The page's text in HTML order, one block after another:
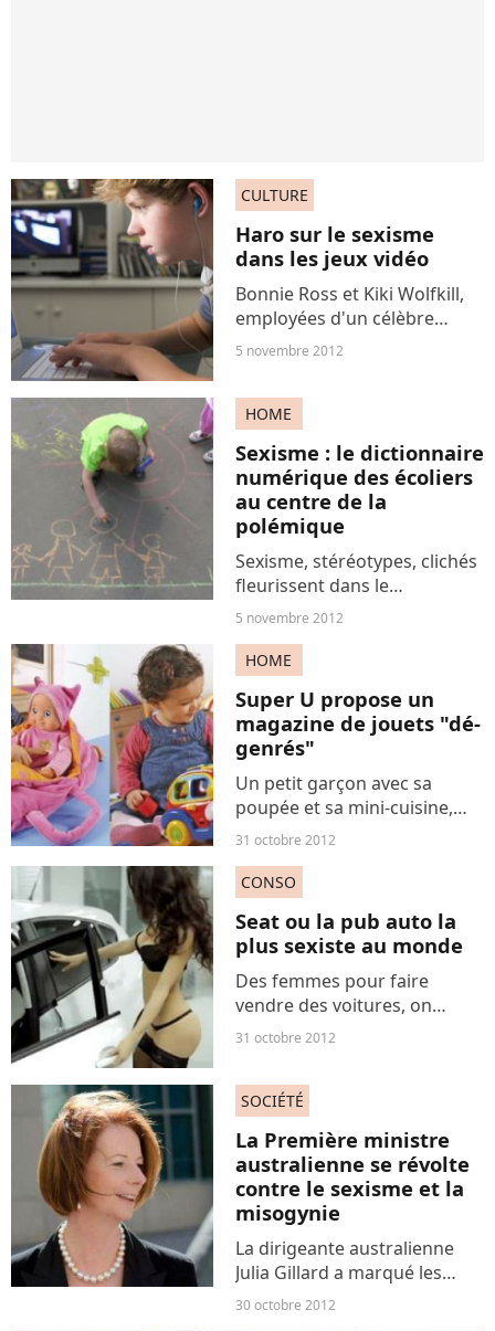
CULTURE
Haro sur le sexisme
dans les jeux vidéo
Bonnie Ross et Kiki Wolfkill,
employées d'un célèbre
studio de jeux vidéo, partent
discriminations dans les jeux
en réseaux. La méthode n'est
pas...
5 novembre 2012
HOME
Sexisme : le dictionnaire
numérique des écoliers
au centre de la
polémique
Sexisme, stéréotypes, clichés
fleurissent dans le
dictionnaire numérique des
accents enfantins dont les
féministes se sont emparées
pour dénoncer la vision...
5 novembre 2012
HOME
Super U propose un
magazine de jouets "dé-
genrés"
Un petit garçon avec sa
poupée et sa mini-cuisine,
une petite fille qui joue à la
un catalogue de jouets, celui
des supermarchés U, a
décidé de mélanger...
31 octobre 2012
CONSO
Seat ou la pub auto la
plus sexiste au monde
Des femmes pour faire
vendre des voitures, on
commençait à avoir
partenaire local du réseau
Seat en Pologne fait fort
avec...
31 octobre 2012
SOCIÉTÉ
La Première ministre
australienne se révolte
contre le sexisme et la
misogynie
La dirigeante australienne
Julia Gillard a marqué les
esprits au début du mois en
30 octobre 2012